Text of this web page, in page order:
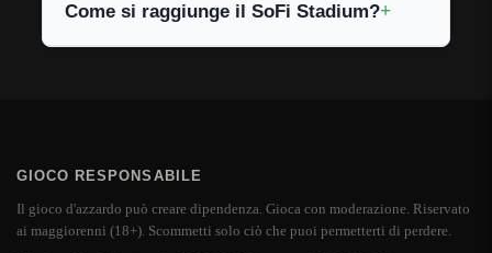
Come si raggiunge il SoFi Stadium?
GIOCO RESPONSABILE
Il gioco d'azzardo può creare dipendenza. Gioca con moderazione. Riservato
ai maggiorenni (18+). Scommetti solo ciò che puoi permetterti di perdere.